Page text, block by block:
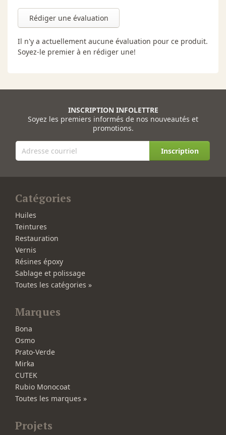
Rédiger une évaluation
Il n'y a actuellement aucune évaluation pour ce produit.
Soyez-le premier à en rédiger une!
INSCRIPTION INFOLETTRE
Soyez les premiers informés de nos nouveautés et
promotions.
Inscription
Catégories
Huiles
Teintures
Restauration
Vernis
Résines époxy
Sablage et polissage
Toutes les catégories »
Marques
Bona
Osmo
Prato-Verde
Mirka
CUTEK
Rubio Monocoat
Toutes les marques »
Projets